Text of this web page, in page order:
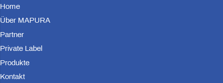
Home
Über MAPURA
Partner
Private Label
Produkte
Kontakt